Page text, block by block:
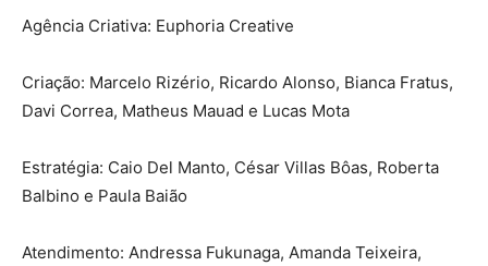
Agência Criativa: Euphoria Creative
Criação: Marcelo Rizério, Ricardo Alonso, Bianca Fratus,
Davi Correa, Matheus Mauad e Lucas Mota
Estratégia: Caio Del Manto, César Villas Bôas, Roberta
Balbino e Paula Baião
Atendimento: Andressa Fukunaga, Amanda Teixeira,